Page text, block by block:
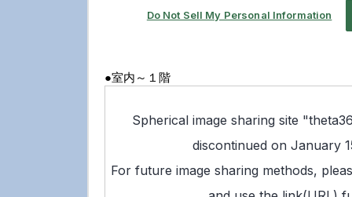
●室内～１階